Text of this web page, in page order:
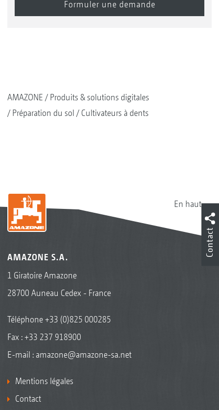
AMAZONE
Produits & solutions digitales
Préparation du sol
Cultivateurs à dents
En haut
AMAZONE S.A.
1 Giratoire Amazone
28700 Auneau Cedex - France
Téléphone+33 (0)825 000285
Fax : +33 237 918900
E-mail : amazone@amazone-sa.net
Mentions légales
Contact
Contact